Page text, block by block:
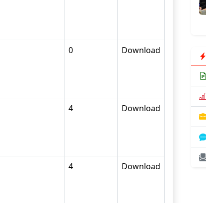
0 Download
4 Download
4 Download